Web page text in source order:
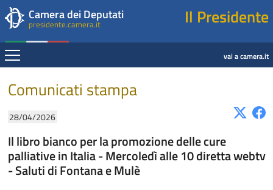
Presidente della Camera dei Deputati
Salta al contenuto principale
Salta al menu di navigazione
Camera dei Deputati
presidente.camera.it Il Presidente
Espandi vai a camera.it
Contenuto
Comunicati stampa
28/04/2026
Il libro bianco per la promozione delle cure
palliative in Italia - Mercoledì alle 10 diretta webtv
- Saluti di Fontana e Mulè
Fine contenuto
Navigazione pagine di servizio
Fine pagina
Salta al contenuto principale
Salta al menu di navigazione
Vai a inizio pagina